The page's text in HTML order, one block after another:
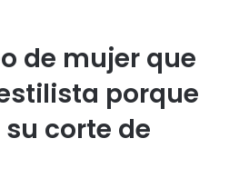
de mujer que
porque
corte de